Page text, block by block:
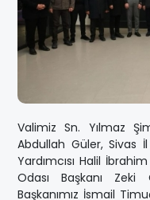
Valimiz Sn. Yılmaz
Abdullah Güler, Sivas
Yardımcısı Halil
Odası Başkanı
Başkanımız İsmail